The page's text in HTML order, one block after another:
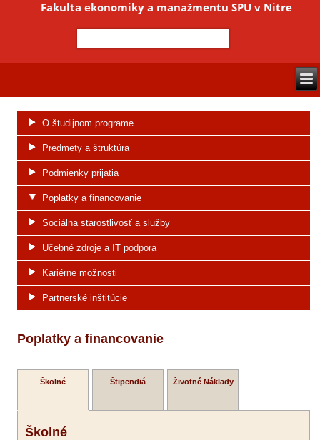
Fakulta ekonomiky a manažmentu SPU v Nitre
O študijnom programe
Predmety a štruktúra
Podmienky prijatia
Poplatky a financovanie
Sociálna starostlivosť a služby
Učebné zdroje a IT podpora
Kariérne možnosti
Partnerské inštitúcie
Poplatky a financovanie
Školné Štipendiá Životné Náklady
Školné